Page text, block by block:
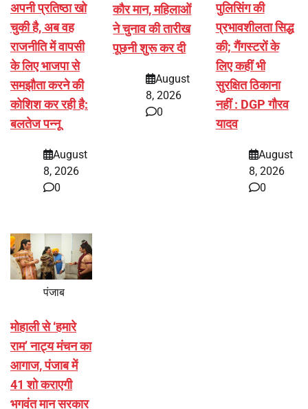
अपनी प्रतिष्ठा खो
चुकी है, अब वह
राजनीति में वापसी
के लिए भाजपा से
समझौता करने की
कोशिश कर रही है:
बलतेज पन्नू
August
8, 2026
0
कौर मान, महिलाओं
ने चुनाव की तारीख
पूछनी शुरू कर दी
August
8, 2026
0
पुलिसिंग की
प्रभावशीलता सिद्ध
की; गैंगस्टरों के
लिए कहीं भी
सुरक्षित ठिकाना
नहीं : DGP गौरव
यादव
August
8, 2026
0
पंजाब
मोहाली से ‘हमारे
राम’ नाट्य मंचन का
आगाज, पंजाब में
41 शो कराएगी
भगवंत मान सरकार